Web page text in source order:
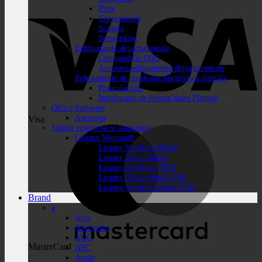
Visa
MasterCard
Piese
Consumabile
Scanere
Networking
Echipamente departamentale
Consumabile OSG
Accesorii echipamente departamentale
Echipamente de productie tipografica digitala
Prese digitale
Imprimante de format mare Plottare
Office Software
Antivirus
Solutii enterprise si datacenter
Licente Microsoft
Licente Windows Retail
Licente Office Retail
Licente Windows OEM
Licente Office Retail ESD
Licente Windows Retail ESD
Brand
a
Acer
Alienware
AOC
APC
Apple